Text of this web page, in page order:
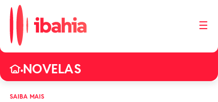
☰
•NOVELAS
SAIBA MAIS